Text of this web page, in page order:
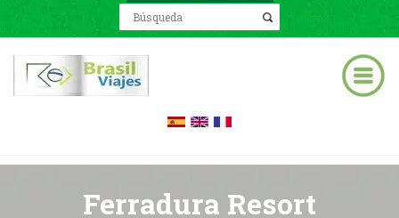
Ferradura Resort